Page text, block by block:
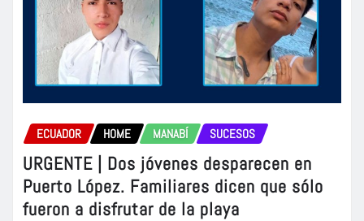
ECUADOR HOME MANABÍ SUCESOS
URGENTE | Dos jóvenes desparecen en
Puerto López. Familiares dicen que sólo
fueron a disfrutar de la playa